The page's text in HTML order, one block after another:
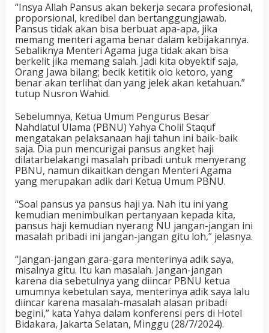
“Insya Allah Pansus akan bekerja secara profesional,
proporsional, kredibel dan bertanggungjawab.
Pansus tidak akan bisa berbuat apa-apa, jika
memang menteri agama benar dalam kebijakannya.
Sebaliknya Menteri Agama juga tidak akan bisa
berkelit jika memang salah. Jadi kita obyektif saja,
Orang Jawa bilang; becik ketitik olo ketoro, yang
benar akan terlihat dan yang jelek akan ketahuan.”
tutup Nusron Wahid.
Sebelumnya, Ketua Umum Pengurus Besar
Nahdlatul Ulama (PBNU) Yahya Cholil Staquf
mengatakan pelaksanaan haji tahun ini baik-baik
saja. Dia pun mencurigai pansus angket haji
dilatarbelakangi masalah pribadi untuk menyerang
PBNU, namun dikaitkan dengan Menteri Agama
yang merupakan adik dari Ketua Umum PBNU.
“Soal pansus ya pansus haji ya. Nah itu ini yang
kemudian menimbulkan pertanyaan kepada kita,
pansus haji kemudian nyerang NU jangan-jangan ini
masalah pribadi ini jangan-jangan gitu loh,” jelasnya.
“Jangan-jangan gara-gara menterinya adik saya,
misalnya gitu. Itu kan masalah. Jangan-jangan
karena dia sebetulnya yang diincar PBNU ketua
umumnya kebetulan saya, menterinya adik saya lalu
diincar karena masalah-masalah alasan pribadi
begini,” kata Yahya dalam konferensi pers di Hotel
Bidakara, Jakarta Selatan, Minggu (28/7/2024).